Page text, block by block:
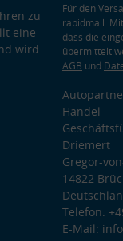
zu
eine
wird
Für den
rapidmail.
dass die
übermittelt
AGB und
Handel
Driemert
Gregor-
14822
Telefon:
E-Mail: